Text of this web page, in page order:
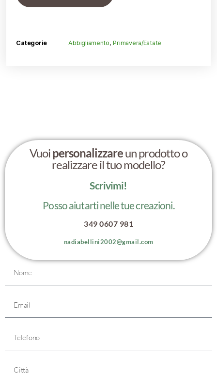
Categorie Abbigliamento,Primavera/Estate
Vuoipersonalizzareun prodotto o
realizzare il tuo modello?
Scrivimi!
Posso aiutarti nelle tue creazioni.
349 0607 981
nadiabellini2002@gmail.com